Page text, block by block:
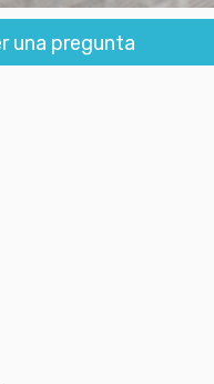
una pregunta